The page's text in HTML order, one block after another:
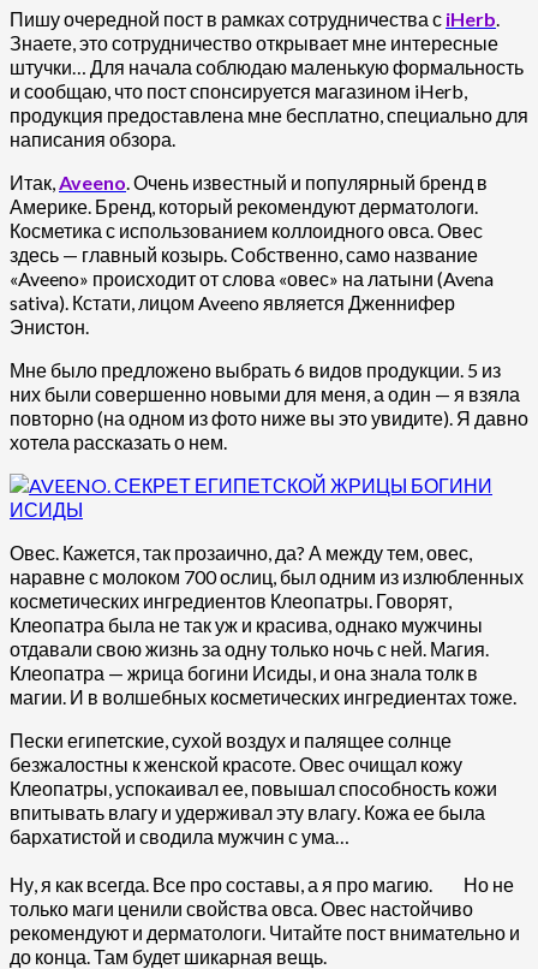
Пишу очередной пост в рамках сотрудничества с iHerb.
Знаете, это сотрудничество открывает мне интересные
штучки… Для начала соблюдаю маленькую формальность
и сообщаю, что пост спонсируется магазином iHerb,
продукция предоставлена мне бесплатно, специально для
написания обзора.
Итак,Aveeno. Очень известный и популярный бренд в
Америке. Бренд, который рекомендуют дерматологи.
Косметика с использованием коллоидного овса. Овес
здесь — главный козырь. Собственно, само название
«Aveeno» происходит от слова «овес» на латыни (Avena
sativa). Кстати, лицом Aveeno является Дженнифер
Энистон.
Мне было предложено выбрать 6 видов продукции. 5 из
них были совершенно новыми для меня, а один — я взяла
повторно (на одном из фото ниже вы это увидите). Я давно
хотела рассказать о нем.
Овес. Кажется, так прозаично, да? А между тем, овес,
наравне с молоком 700 ослиц, был одним из излюбленных
косметических ингредиентов Клеопатры. Говорят,
Клеопатра была не так уж и красива, однако мужчины
отдавали свою жизнь за одну только ночь с ней. Магия.
Клеопатра — жрица богини Исиды, и она знала толк в
магии. И в волшебных косметических ингредиентах тоже.
Пески египетские, сухой воздух и палящее солнце
безжалостны к женской красоте. Овес очищал кожу
Клеопатры, успокаивал ее, повышал способность кожи
впитывать влагу и удерживал эту влагу. Кожа ее была
бархатистой и сводила мужчин с ума…
Ну, я как всегда. Все про составы, а я про магию.
Но не
только маги ценили свойства овса. Овес настойчиво
рекомендуют и дерматологи. Читайте пост внимательно и
до конца. Там будет шикарная вещь.